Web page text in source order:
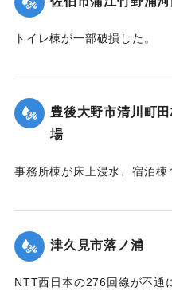
トイレ棟が一部破損した。
｜固有コード:01204084
豊後大野市清川町
場
事務所棟が床上浸水、宿泊
津久見市落ノ浦
NTT西日本の276回線が不通